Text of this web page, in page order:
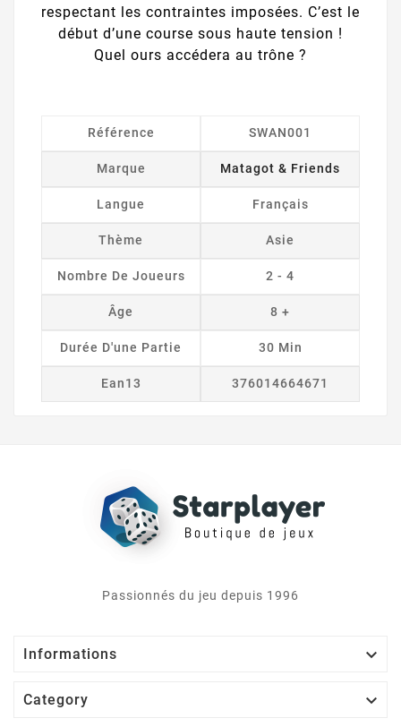
respectant les contraintes imposées. C’est le
début d’une course sous haute tension !
Quel ours accédera au trône ?
Référence SWAN001
Marque Matagot & Friends
Langue Français
Thème Asie
Nombre De Joueurs 2 - 4
Âge 8 +
Durée D'une Partie 30 Min
Ean13 376014664671
Passionnés du jeu depuis 1996
Informations 
Category 